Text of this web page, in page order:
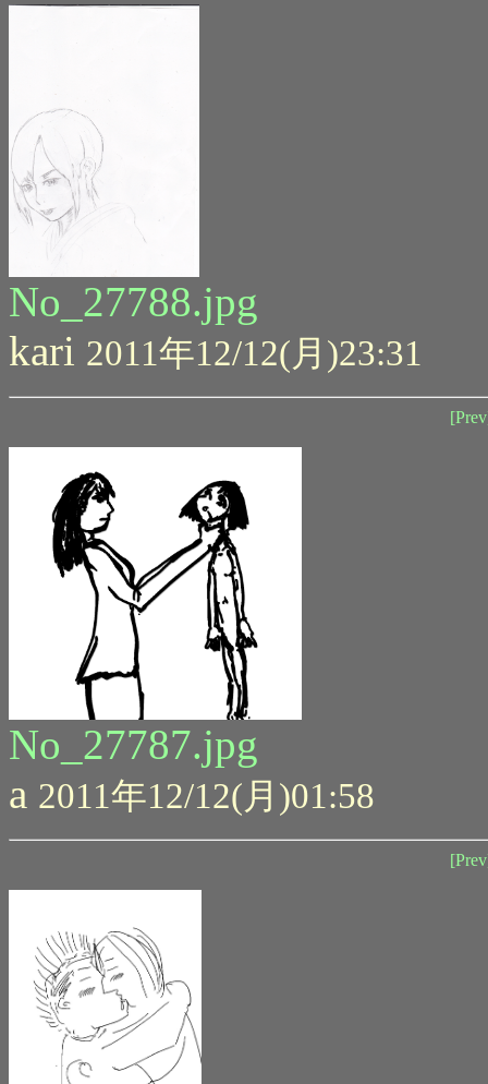
No_27788.jpg
kari 2011年12/12(月)23:31
No_27787.jpg
a 2011年12/12(月)01:58